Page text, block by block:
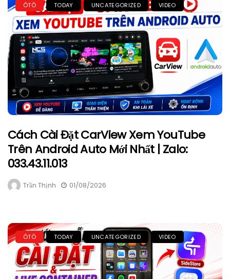
ÔTÔ TODAY UNCATEGORIZED VIDEO
Cách Cài Đặt CarView Xem YouTube
Trên Android Auto Mới Nhất | Zalo:
033.43.11.013
Trần Thịnh 01/08/2026
ÔTÔ TODAY UNCATEGORIZED VIDEO